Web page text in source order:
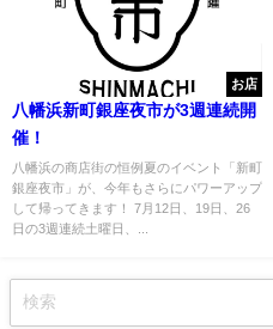
お店
八幡浜新町銀座夜市が3週連続開
催！
八幡浜の商店街の恒例夏のイベント「新町
銀座夜市」が、今年もさらにパワーアップ
して帰ってきます！ 7月12日、19日、26
日の3週連続土曜日、...